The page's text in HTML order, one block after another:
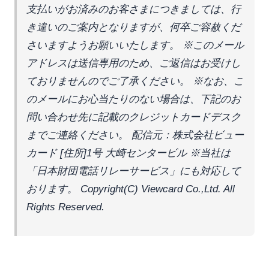
支払いがお済みのお客さまにつきましては、行
き違いのご案内となりますが、何卒ご容赦くだ
さいますようお願いいたします。 ※このメール
アドレスは送信専用のため、ご返信はお受けし
ておりませんのでご了承ください。 ※なお、こ
のメールにお心当たりのない場合は、下記のお
問い合わせ先に記載のクレジットカードデスク
までご連絡ください。 配信元：株式会社ビュー
カード [住所]1号 大崎センタービル ※当社は
「日本財団電話リレーサービス」にも対応して
おります。 Copyright(C) Viewcard Co.,Ltd. All
Rights Reserved.